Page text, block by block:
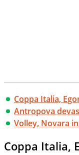
Coppa Italia,
Antropova
Volley, Novara
Coppa Italia,